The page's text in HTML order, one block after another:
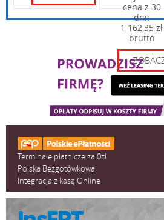
cena z 30
dni:
1 162,35 zł
brutto
Terminale płatnicze za 0zł
Polska Bezgotówkowa
Integracja z kasą Online